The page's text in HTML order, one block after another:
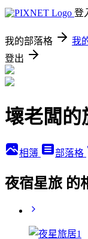
登
我的部落格 我
登出
壞老闆的
相簿 部落格
夜宿星旅 的